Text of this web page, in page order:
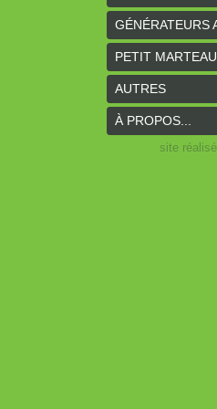
GÉNÉRATEURS
PETIT MARTEAU
AUTRES
À PROPOS...
site